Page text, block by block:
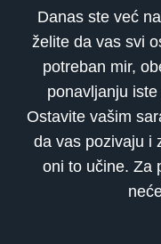
Danas ste već
želite da vas svi
potreban mir,
ponavljanju
Ostavite vašim
da vas pozivaju i
oni to učine. Za